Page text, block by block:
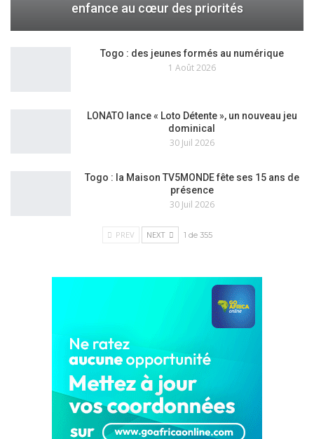
enfance au cœur des priorités
Togo : des jeunes formés au numérique
1 Août 2026
LONATO lance « Loto Détente », un nouveau jeu
dominical
30 Juil 2026
Togo : la Maison TV5MONDE fête ses 15 ans de
présence
30 Juil 2026
PREV NEXT 1 de 355